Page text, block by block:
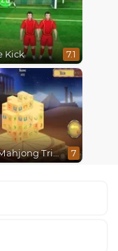
Kick 7.1
Egypt Mahjong Triple Dimensions 7